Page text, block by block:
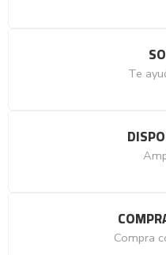
Te
Compra